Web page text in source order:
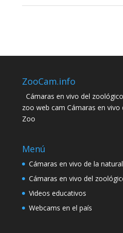
ZooCam.info
Cámaras en vivo del
zoo web cam Cámaras en vivo
Zoo
Menú
Cámaras en vivo de la
Cámaras en vivo del
Videos educativos
Webcams en el país